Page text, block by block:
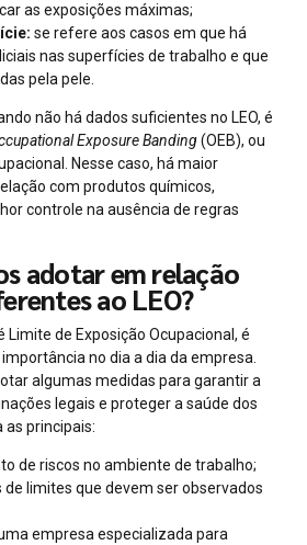
as exposições máximas;
se refere aos casos em que há
nas superfícies de trabalho e que
pela pele.
não há dados suficientes no LEO, é
Exposure Banding(OEB), ou
Nesse caso, há maior
com produtos químicos,
controle na ausência de regras
adotar em relação
ao LEO?
Limite de Exposição Ocupacional, é
no dia a dia da empresa.
algumas medidas para garantir a
legais e proteger a saúde dos
as principais:
de riscos no ambiente de trabalho;
de limites que devem ser observados
empresa especializada para